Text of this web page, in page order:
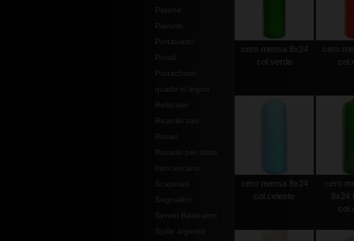
Patene
Pianete
Portaviatici
Piviali
Portachiavi
quadri in legno
Reliquiari
Ricambi vari
Rosari
Rosario per abito
francescano
Scapolari
Segnalibri
Servizi Battesimo
Spille argento
cero mensa 8x24
col.verde
cero
cero mensa 8x24
col.celeste
cero
8x24